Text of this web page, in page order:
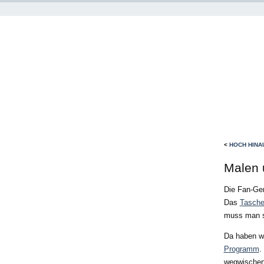
< HOCH
Malen
Die Fan-
Das
muss man
Da haben
Programm.